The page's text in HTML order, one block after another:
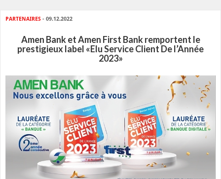
PARTENAIRES - 09.12.2022
Amen Bank et Amen First Bank remportent le
prestigieux label «Elu Service Client De l’Année
2023»